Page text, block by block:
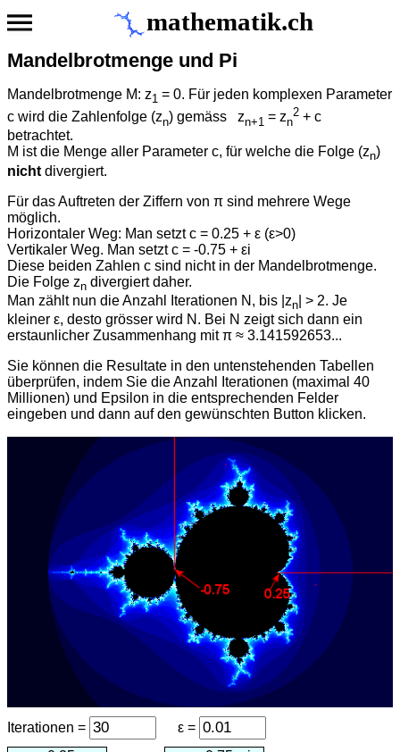
mathematik.ch
Mandelbrotmenge und Pi
Mandelbrotmenge M: z1 = 0. Für jeden komplexen Parameter
c wird die Zahlenfolge (zn) gemäss zn+1 = zn
2 + c
betrachtet.
M ist die Menge aller Parameter c, für welche die Folge (zn)
nicht divergiert.
Für das Auftreten der Ziffern von π sind mehrere Wege
möglich.
Horizontaler Weg: Man setzt c = 0.25 + ε (ε>0)
Vertikaler Weg. Man setzt c = -0.75 + εi
Diese beiden Zahlen c sind nicht in der Mandelbrotmenge.
Die Folge zn divergiert daher.
Man zählt nun die Anzahl Iterationen N, bis |zn | > 2. Je
kleiner ε, desto grösser wird N. Bei N zeigt sich dann ein
erstaunlicher Zusammenhang mit π ≈ 3.141592653...
Sie können die Resultate in den untenstehenden Tabellen
überprüfen, indem Sie die Anzahl Iterationen (maximal 40
Millionen) und Epsilon in die entsprechenden Felder
eingeben und dann auf den gewünschten Button klicken.
Iterationen = ε =